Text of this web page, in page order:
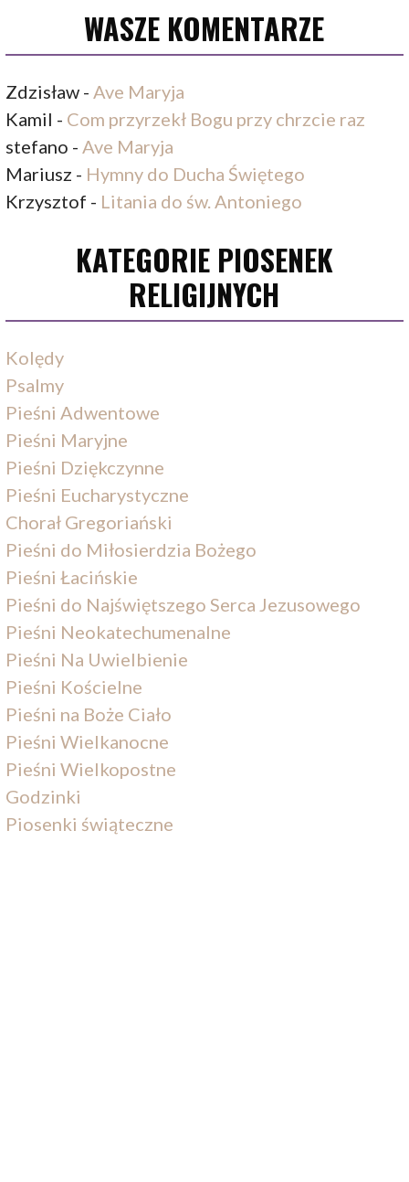
WASZE KOMENTARZE
Zdzisław -Ave Maryja
Kamil - Com przyrzekł Bogu przy chrzcie raz
stefano -Ave Maryja
Mariusz - Hymny do Ducha Świętego
Krzysztof - Litania do św. Antoniego
KATEGORIE PIOSENEK
RELIGIJNYCH
Kolędy
Psalmy
Pieśni Adwentowe
Pieśni Maryjne
Pieśni Dziękczynne
Pieśni Eucharystyczne
Chorał Gregoriański
Pieśni do Miłosierdzia Bożego
Pieśni Łacińskie
Pieśni do Najświętszego Serca Jezusowego
Pieśni Neokatechumenalne
Pieśni Na Uwielbienie
Pieśni Kościelne
Pieśni na Boże Ciało
Pieśni Wielkanocne
Pieśni Wielkopostne
Godzinki
Piosenki świąteczne